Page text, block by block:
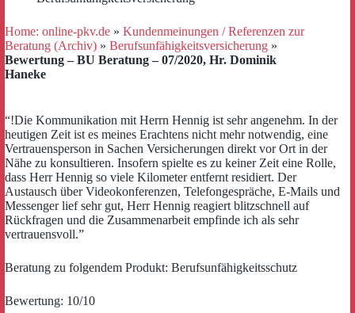
Home: online-pkv.de » Kundenmeinungen / Referenzen zur
Beratung (Archiv) » Berufsunfähigkeitsversicherung »
Bewertung – BU Beratung – 07/2020, Hr. Dominik
Haneke
“!Die Kommunikation mit Herrn Hennig ist sehr angenehm. In der
heutigen Zeit ist es meines Erachtens nicht mehr notwendig, eine
Vertrauensperson in Sachen Versicherungen direkt vor Ort in der
Nähe zu konsultieren. Insofern spielte es zu keiner Zeit eine Rolle,
dass Herr Hennig so viele Kilometer entfernt residiert. Der
Austausch über Videokonferenzen, Telefongespräche, E-Mails und
Messenger lief sehr gut, Herr Hennig reagiert blitzschnell auf
Rückfragen und die Zusammenarbeit empfinde ich als sehr
vertrauensvoll.”
Beratung zu folgendem Produkt: Berufsunfähigkeitsschutz
Bewertung: 10/10